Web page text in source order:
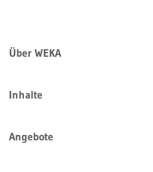
Über WEKA
Inhalte
Angebote